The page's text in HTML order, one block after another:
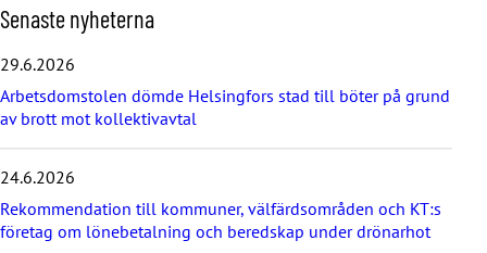
H
o
p
p
a
ö
v
r
d
e
Senaste nyheterna
29.6.2026
Arbetsdomstolen dömde Helsingfors stad till böter på grund
av brott mot kollektivavtal
24.6.2026
Rekommendation till kommuner, välfärdsområden och KT:s
företag om lönebetalning och beredskap under drönarhot